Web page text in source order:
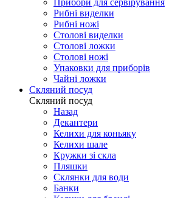
Рибні виделки
Рибні ножі
Столові виделки
Столові ложки
Столові ножі
Упаковки для приборів
Чайні ложки
Скляний посуд
Скляний посуд
Назад
Декантери
Келихи для коньяку
Келихи шале
Кружки зі скла
Пляшки
Склянки для води
Банки